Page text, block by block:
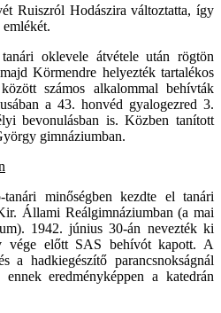
Ruiszról Hodászira változtatta, így
oklevele átvétele után rögtön
Körmendre helyezték tartalékos
számos alkalommal behívták
a 43. honvéd gyalogezred 3.
bevonulásban is. Közben tanított
gimnáziumban.
minőségben kezdte el tanári
Állami Reálgimnáziumban (a mai
1942. június 30-án nevezték ki
vége előtt SAS behívót kapott. A
a hadkiegészítő parancsnokságnál
eredményképpen a katedrán